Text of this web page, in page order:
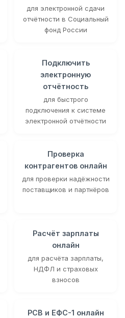
для электронной сдачи
отчётности в Социальный
фонд России
Подключить
электронную
отчётность
для быстрого
подключения к системе
электронной отчётности
Проверка
контрагентов онлайн
для проверки надёжности
поставщиков и партнёров
Расчёт зарплаты
онлайн
для расчёта зарплаты,
НДФЛ и страховых
взносов
РСВ и ЕФС-1 онлайн